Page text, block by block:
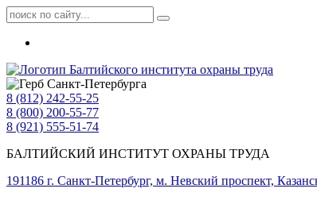
8 (812) 242-55-25
8 (800) 200-55-77
8 (921) 555-51-74
БАЛТИЙСКИЙ ИНСТИТУТ ОХРАНЫ ТРУДА
191186 г. Санкт-Петербург, м. Невский проспект,